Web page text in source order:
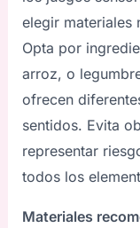
elegir materiales
Opta por
arroz, o
ofrecen
sentidos. Evita
representar
todos los
Materiales